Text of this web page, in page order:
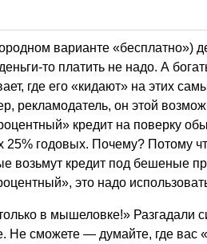
варианте «бесплатно»)
то платить не надо. А
где его «кидают» на этих
рекламодатель, он этой
кредит на поверку
25% годовых. Почему? Потому
возьмут кредит под бешеные
это надо
в мышеловке!» Разгадали
Не сможете — думайте, где вас